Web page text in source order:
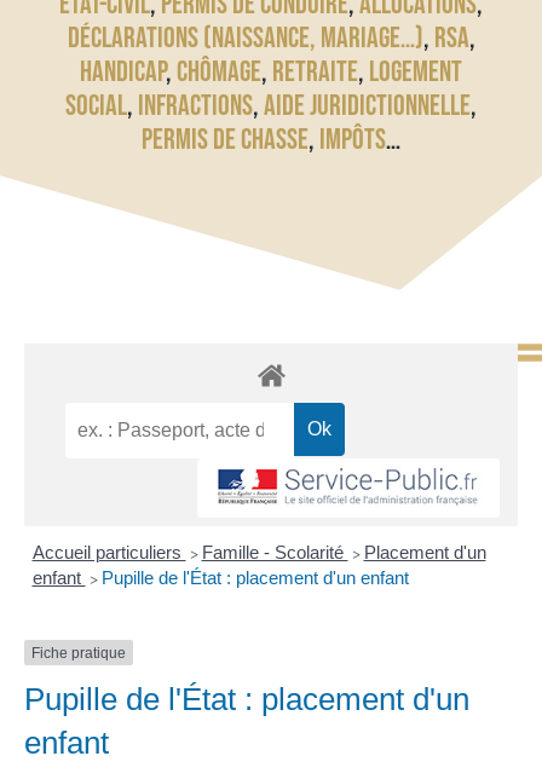
DÉCLARATIONS (NAISSANCE, MARIAGE…), RSA,
HANDICAP, CHÔMAGE, RETRAITE, LOGEMENT
SOCIAL, INFRACTIONS,AIDE JURIDICTIONNELLE,
PERMIS DE CHASSE, IMPÔTS…
Accueil particuliers > Famille - Scolarité > Placement d'un
enfant > Pupille de l'État : placement d'un enfant
Fiche pratique
Pupille de l'État : placement d'un
enfant